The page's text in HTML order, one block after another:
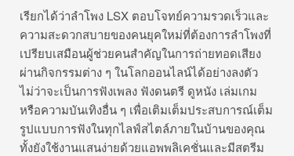
เรียกได้ว่าลำโพง LSX ตอบโจทย์ความรวดเร็วและ
ความสะดวกสบายของคนยุคใหม่ที่ต้องการลำโพงที่
เปรียบเสมือนผู้ช่วยคนสำคัญในการถ่ายทอดเสียง
ผ่านกิจกรรมต่าง ๆ ในโลกออนไลน์ได้อย่างลงตัว
ไม่ว่าจะเป็นการฟังเพลง ฟังดนตรี ดูหนัง เล่มเกม
หรือความบันเทิงอื่น ๆ เพื่อเติมเต็มประสบการณ์เต็ม
รูปแบบการฟังในทุกไลฟ์สไตล์ภายในบ้านของคุณ
ทั้งยังใช้งานแสนง่ายด้วยแอพพลิเคชั่นและมีสตรีม